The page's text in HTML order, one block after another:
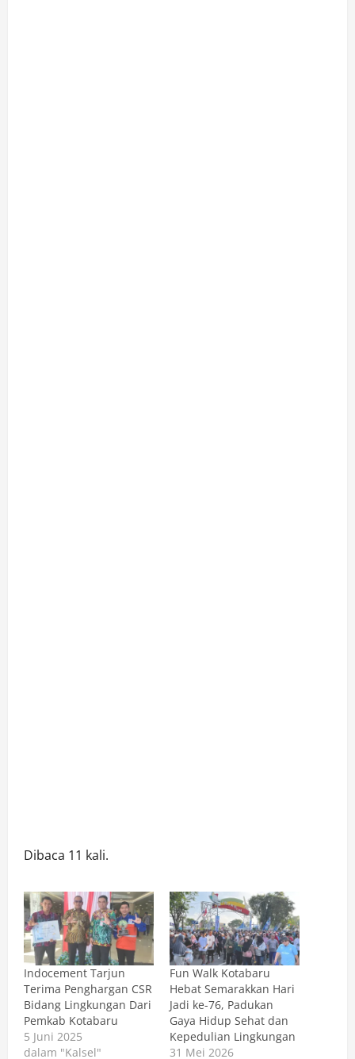
Dibaca 11 kali.
Indocement Tarjun
Terima Penghargan CSR
Bidang Lingkungan Dari
Pemkab Kotabaru
5 Juni 2025
dalam "Kalsel"
Fun Walk Kotabaru
Hebat Semarakkan Hari
Jadi ke-76, Padukan
Gaya Hidup Sehat dan
Kepedulian Lingkungan
31 Mei 2026